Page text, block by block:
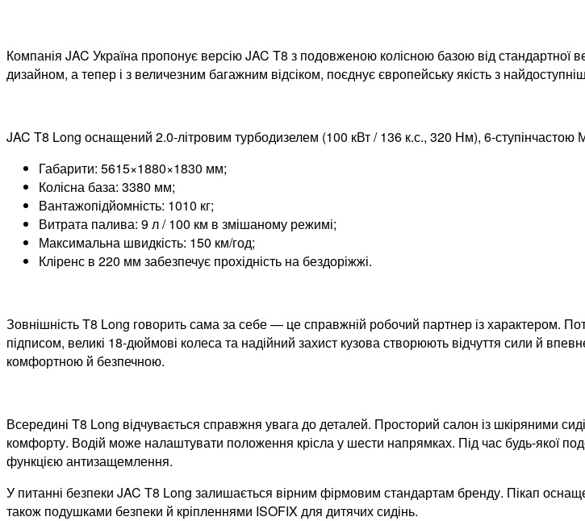
Компанія JAC Україна пропонує версію JAC T8 з подовженою колісною базою від стандартної
дизайном, а тепер і з величезним багажним відсіком, поєднує європейську якість з
JAC T8 Long оснащений 2.0-літровим турбодизелем (100 кВт / 136 к.с., 320 Нм), 6-
Габарити: 5615×1880×1830 мм;
Колісна база: 3380 мм;
Вантажопідйомність: 1010 кг;
Витрата палива: 9 л / 100 км в змішаному режимі;
Максимальна швидкість: 150 км/год;
Кліренс в 220 мм забезпечує прохідність на бездоріжжі.
Зовнішність T8 Long говорить сама за себе — це справжній робочий партнер із характером.
підписом, великі 18-дюймові колеса та надійний захист кузова створюють відчуття сили й
комфортною й безпечною.
Всередині T8 Long відчувається справжня увага до деталей. Просторий салон із шкіряними
комфорту. Водій може налаштувати положення крісла у шести напрямках. Під час будь-якої
функцією антизащемлення.
У питанні безпеки JAC T8 Long залишається вірним фірмовим стандартам бренду. Пікап
також подушками безпеки й кріпленнями ISOFIX для дитячих сидінь.